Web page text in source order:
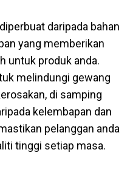
daripada bahan
yang memberikan
untuk produk anda.
melindungi gewang
di samping
kelembapan dan
pelanggan anda
tinggi setiap masa.